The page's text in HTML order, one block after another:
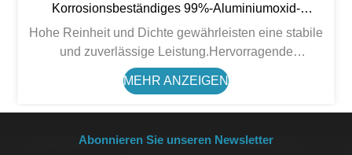
Korrosionsbeständiges 99%-Aluminiumoxid-
Keramikteil
Hohe Reinheit und Dichte gewährleisten eine stabile
und zuverlässige Leistung.Hervorragende
Verschleißfestigkeit, hohe Temperaturbeständigkeit
und elektrische Isolierung.Gute chemische Stabilität,
Präzisionsbearbeitung.
MEHR ANZEIGEN
Abonnieren Sie unseren Newsletter